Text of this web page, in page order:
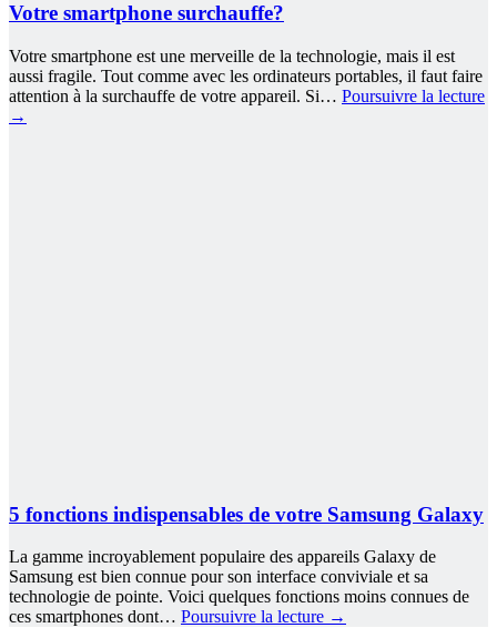
Votre smartphone surchauffe?
Votre smartphone est une merveille de la technologie, mais il est
aussi fragile. Tout comme avec les ordinateurs portables, il faut faire
attention à la surchauffe de votre appareil. Si… Poursuivre la lecture
→
5 fonctions indispensables de votre Samsung Galaxy
La gamme incroyablement populaire des appareils Galaxy de
Samsung est bien connue pour son interface conviviale et sa
technologie de pointe. Voici quelques fonctions moins connues de
ces smartphones dont… Poursuivre la lecture →